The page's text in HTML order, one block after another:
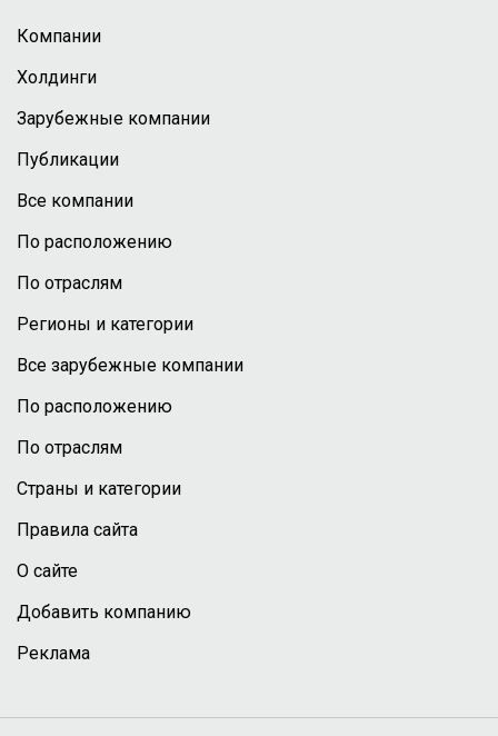
Компании
Холдинги
Зарубежные компании
Публикации
Все компании
По расположению
По отраслям
Регионы и категории
Все зарубежные компании
По расположению
По отраслям
Страны и категории
Правила сайта
О сайте
Добавить компанию
Реклама